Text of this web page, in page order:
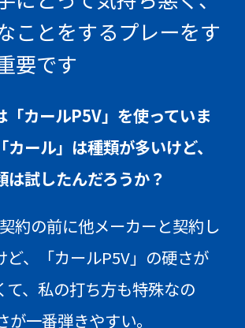
ことをするプレーをす
要です
カールP5V」を使っていま
カール」は種類が多いけど、
は試したんだろうか？
約の前に他メーカーと契約し
ど、「カールP5V」の硬さが
て、私の打ち方も特殊なの
が一番弾きやすい。